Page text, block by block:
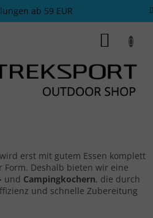
ab 59 EUR
erst mit gutem Essen komplett
Deshalb bieten wir eine
und Campingkochern, die durch
und schnelle Zubereitung